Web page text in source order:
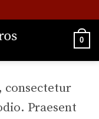
0
consectetur
Praesent